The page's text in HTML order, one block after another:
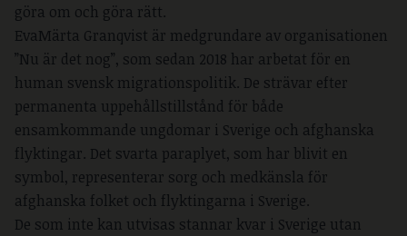
göra om och göra rätt.
EvaMärta Granqvist är medgrundare av organisationen
”Nu är det nog”, som sedan 2018 har arbetat för en
human svensk migrationspolitik. De strävar efter
permanenta uppehållstillstånd för både
ensamkommande ungdomar i Sverige och afghanska
flyktingar. Det svarta paraplyet, som har blivit en
symbol, representerar sorg och medkänsla för
afghanska folket och flyktingarna i Sverige.
De som inte kan utvisas stannar kvar i Sverige utan